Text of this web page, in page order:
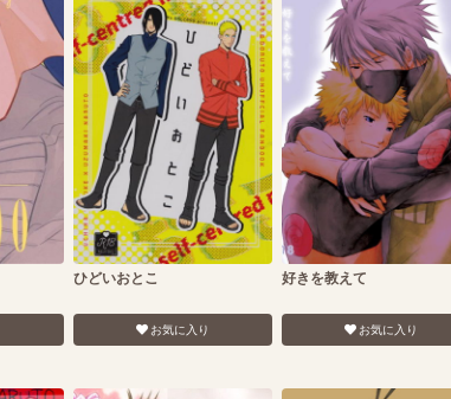
ひどいおとこ
お気に入り
好きを教えて
お気に入り